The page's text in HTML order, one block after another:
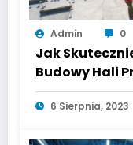
Admin 0
Jak
Budowy Hali
6 Sierpnia, 2023